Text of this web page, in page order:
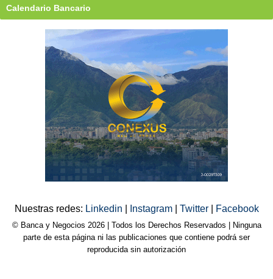
Calendario Bancario
Nuestras redes: Linkedin Instagram Twitter Facebook
© Banca y Negocios 2026 | Todos los Derechos Reservados | Ninguna
parte de esta página ni las publicaciones que contiene podrá ser
reproducida sin autorización